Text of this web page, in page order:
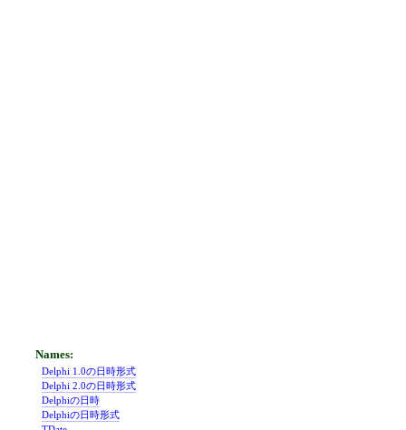
Delphi 1.0の日時形式
Delphi 2.0の日時形式
Delphiの日時
Delphiの日時形式